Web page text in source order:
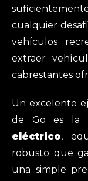
cualquier
vehículos
extraer
cabrestantes
Un excelente
de Go es la
eléctrico,
robusto que
una simple